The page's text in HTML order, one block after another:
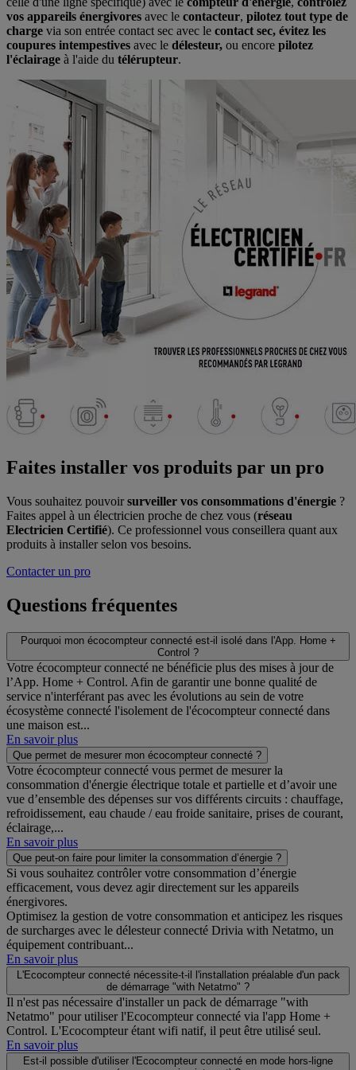
vos appareils énergivores avec le contacteur, pilotez tout type de
charge via son entrée contact sec avec le contact sec, évitez les
coupures intempestives avec le délesteur, ou encore pilotez
l'éclairage à l'aide du télérupteur.
Faites installer vos produits par un pro
Vous souhaitez pouvoirsurveiller vos consommations d'énergie ?
Faites appel à un électricien proche de chez vous (réseau
Electricien Certifié). Ce professionnel vous conseillera quant aux
produits à installer selon vos besoins.
Contacter un pro
Questions fréquentes
Pourquoi mon écocompteur connecté est-il isolé dans l'App. Home +
Control ?
Votre écocompteur connecté ne bénéficie plus des mises à jour de
l’App. Home + Control. Afin de garantir une bonne qualité de
service n'interférant pas avec les évolutions au sein de votre
écosystème connecté l'isolement de l'écocompteur connecté dans
une maison est...
En savoir plus
Que permet de mesurer mon écocompteur connecté ?
Votre écocompteur connecté vous permet de mesurer la
consommation d'énergie électrique totale et partielle et d’avoir une
vue d’ensemble des dépenses sur vos différents circuits : chauffage,
refroidissement, eau chaude / eau froide sanitaire, prises de courant,
éclairage,...
En savoir plus
Que peut-on faire pour limiter la consommation d’énergie ?
Si vous souhaitez contrôler votre consommation d’énergie
efficacement, vous devez agir directement sur les appareils
énergivores.
Optimisez la gestion de votre consommation et anticipez les risques
de surcharges avec le délesteur connecté Drivia with Netatmo, un
équipement contribuant...
En savoir plus
L'Ecocompteur connecté nécessite-t-il l'installation préalable d'un pack
de démarrage "with Netatmo" ?
Il n'est pas nécessaire d'installer un pack de démarrage "with
Netatmo" pour utiliser l'Ecocompteur connecté via l'app Home +
Control. L'Ecocompteur étant wifi natif, il peut être utilisé seul.
En savoir plus
Est-il possible d'utiliser l'Ecocompteur connecté en mode hors-ligne